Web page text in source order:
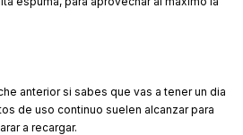
anterior si sabes que vas a tener un dia
de uso continuo suelen alcanzar para
a recargar.